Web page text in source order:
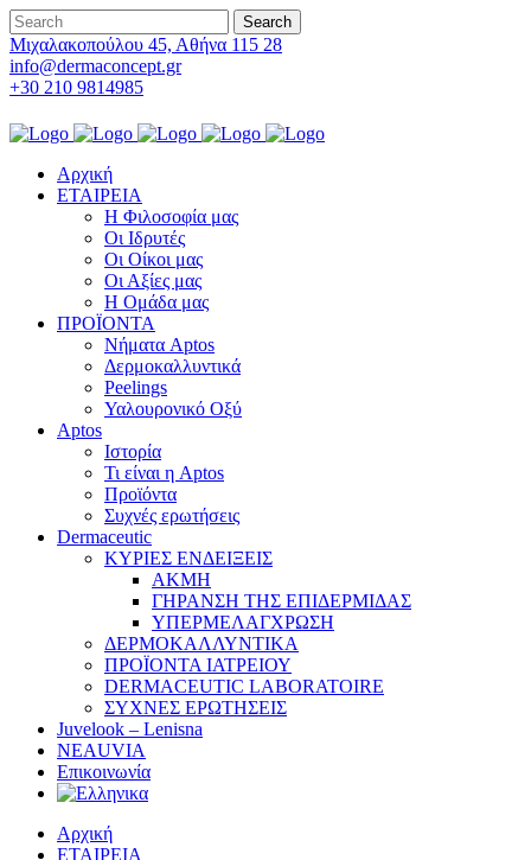
Μιχαλακοπούλου 45, Αθήνα 115 28
info@dermaconcept.gr
+30 210 9814985
Αρχική
ΕΤΑΙΡΕΙΑ
Η Φιλοσοφία μας
Οι Ιδρυτές
Οι Οίκοι μας
Οι Αξίες μας
Η Ομάδα μας
ΠΡΟΪΟΝΤΑ
Νήματα Aptos
Δερμοκαλλυντικά
Peelings
Υαλουρονικό Οξύ
Aptos
Ιστορία
Τι είναι η Aptos
Προϊόντα
Συχνές ερωτήσεις
Dermaceutic
ΚΥΡΙΕΣ ΕΝΔΕΙΞΕΙΣ
ΑΚΜΗ
ΓΗΡΑΝΣΗ ΤΗΣ ΕΠΙΔΕΡΜΙΔΑΣ
ΥΠΕΡΜΕΛΑΓΧΡΩΣΗ
ΔΕΡΜΟΚΑΛΛΥΝΤΙΚΑ
ΠΡΟΪΟΝΤΑ ΙΑΤΡΕΙΟΥ
DERMACEUTIC LABORATOIRE
ΣΥΧΝΕΣ ΕΡΩΤΗΣΕΙΣ
Juvelook – Lenisna
NEAUVIA
Επικοινωνία
Αρχική
ΕΤΑΙΡΕΙΑ